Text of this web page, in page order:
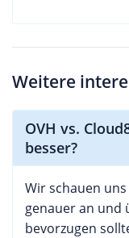
Weitere
OVH vs.
besser?
Wir schauen
genauer an und
bevorzugen